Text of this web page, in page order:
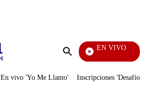
Enviar
EN VIVO
Ciudad Lejana
En vivo 'Yo Me Llamo' Inscripciones 'Desafío'